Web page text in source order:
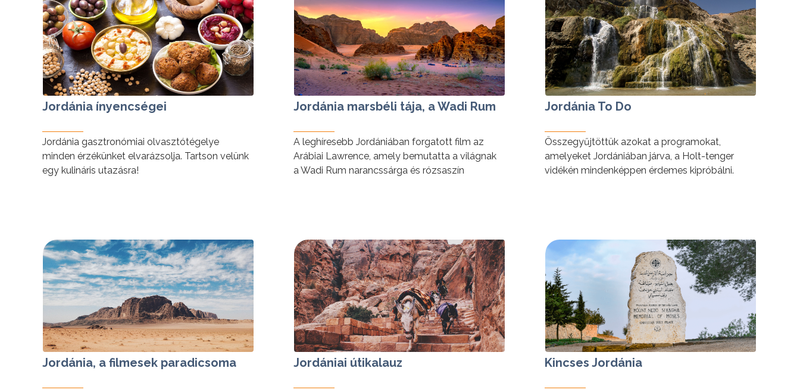
Jordánia ínyencségei
Jordánia gasztronómiai olvasztótégelye
minden érzékünket elvarázsolja. Tartson velünk
egy kulináris utazásra!
Jordánia marsbéli tája, a Wadi Rum
A leghíresebb Jordániában forgatott film az
Arábiai Lawrence, amely bemutatta a világnak
a Wadi Rum narancssárga és rózsaszín
Jordánia To Do
Összegyűjtöttük azokat a programokat,
amelyeket Jordániában járva, a Holt-tenger
vidékén mindenképpen érdemes kipróbálni.
Jordánia, a filmesek paradicsoma Jordániai útikalauz Kincses Jordánia